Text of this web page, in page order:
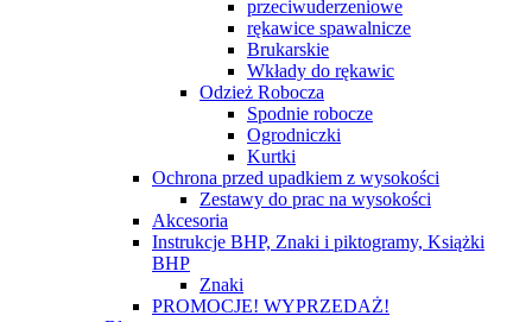
przeciwuderzeniowe
rękawice spawalnicze
Brukarskie
Wkłady do rękawic
Odzież Robocza
Spodnie robocze
Ogrodniczki
Kurtki
Ochrona przed upadkiem z wysokości
Zestawy do prac na wysokości
Akcesoria
Instrukcje BHP, Znaki i piktogramy, Książki
BHP
Znaki
PROMOCJE! WYPRZEDAŻ!